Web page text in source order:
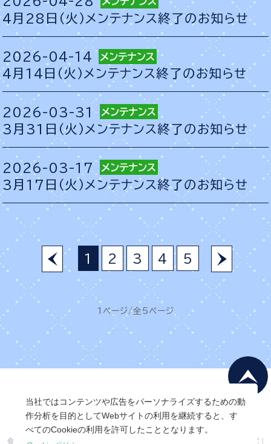
当社ではコンテンツや広告をパーソナライズするための動
作分析を目的としてWebサイトの利用を継続すると、す
べてのCookieの利用を許可したこととなります。
4月28日（火）メンテナンス終了のお知らせ
2026-04-14
4月14日（火）メンテナンス終了のお知らせ
2026-03-31
3月31日（火）メンテナンス終了のお知らせ
2026-03-17
3月17日（火）メンテナンス終了のお知らせ
1 2 3 4 5
1ページ/全5ページ
会社概要 会員利用規約 特定商取引法に基づく表記 |